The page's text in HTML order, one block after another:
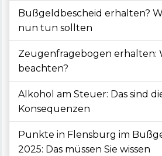
Bußgeldbescheid erhalten?
nun tun sollten
Zeugenfragebogen erhalten:
beachten?
Alkohol am Steuer: Das sind
Konsequenzen
Punkte in Flensburg im
2025: Das müssen Sie wissen